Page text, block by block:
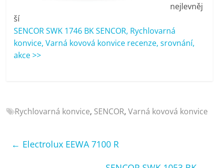
OK,
recenze,
pračky,
televize,
kávovary,
bazény
nejlevněj
ší
SENCOR SWK 1746 BK SENCOR, Rychlovarná
konvice, Varná kovová konvice recenze, srovnání,
akce >>
Rychlovarná konvice, SENCOR,Varná kovová konvice
← Electrolux EEWA 7100 R